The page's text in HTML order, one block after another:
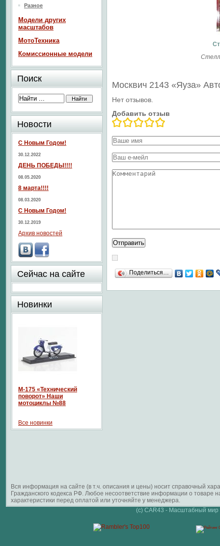
Москвич 2143 «Яуза»
Нет отзывов.
Добавить отзыв
Поделиться…
Разное
Модели других
масштабов
МотоТехника
Комиссионные модели
Поиск
Новости
С Новым Годом!
30.12.2022
ДЕНЬ ПОБЕДЫ!!!!
08.05.2020
8 марта!!!!
08.03.2020
С Новым Годом!
30.12.2019
Архив новостей
Сейчас на сайте
Новинки
М-175 «Технический
поворот» Наши
мотоциклы №88
Все новинки
Вся информация на сайте (в т.ч. описания и цены) носит справочный
Гражданского кодекса РФ. Любое несоответствие информации о
характеристики перед оплатой или уточняйте у менеджера.
(c) CAR43 - Масштабный мир